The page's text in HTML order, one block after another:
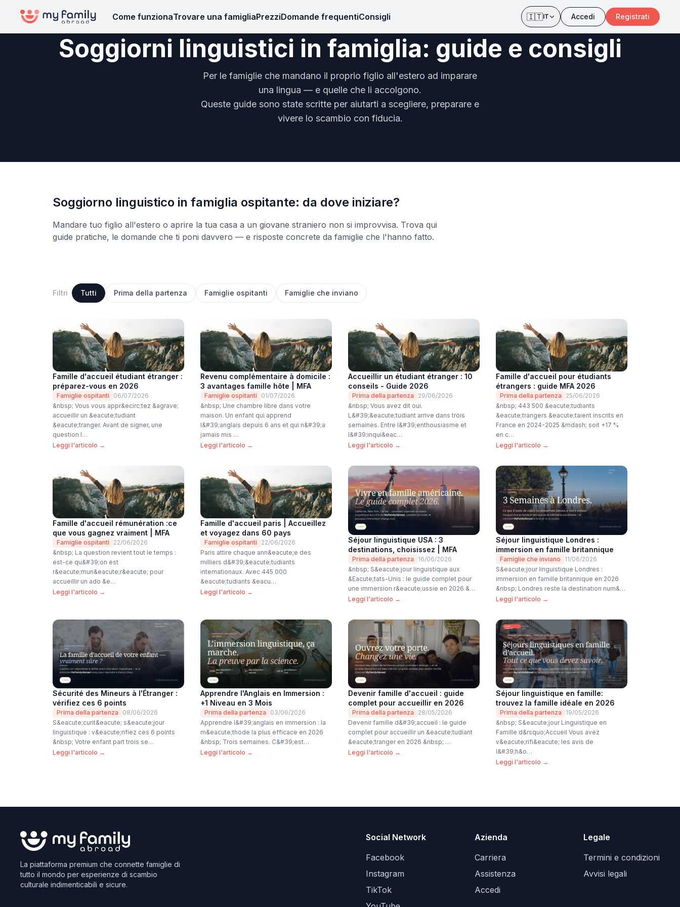
Come funzionaTrovare una famigliaPrezziDomande frequentiConsigli 🇮🇹IT Accedi Registrati
Soggiorni linguistici in famiglia: guide e consigli
Per le famiglie che mandano il proprio figlio all'estero ad imparare
una lingua — e quelle che li accolgono.
Queste guide sono state scritte per aiutarti a scegliere, preparare e
vivere lo scambio con fiducia.
Soggiorno linguistico in famiglia ospitante: da dove iniziare?
Mandare tuo figlio all'estero o aprire la tua casa a un giovane straniero non si improvvisa. Trova qui
guide pratiche, le domande che ti poni davvero — e risposte concrete da famiglie che l'hanno fatto.
Filtri Tutti Prima della partenza Famiglie ospitanti Famiglie che inviano
Famille d'accueil étudiant étranger :
préparez-vous en 2026
Famiglie ospitanti
06/07/2026
&nbsp; Vous vous appr&ecirc;tez &agrave;
accueillir un &eacute;tudiant
&eacute;tranger. Avant de signer, une
question l…
Leggi l'articolo →
Revenu complémentaire à domicile :
3 avantages famille hôte | MFA
Famiglie ospitanti
01/07/2026
&nbsp; Une chambre libre dans votre
maison. Un enfant qui apprend
l&#39;anglais depuis 6 ans et qui n&#39;a
jamais mis …
Leggi l'articolo →
Accueillir un étudiant étranger : 10
conseils - Guide 2026
Prima della partenza
29/06/2026
&nbsp; Vous avez dit oui.
L&#39;&eacute;tudiant arrive dans trois
semaines. Entre l&#39;enthousiasme et
l&#39;inqui&eac…
Leggi l'articolo →
Famille d'accueil pour étudiants
étrangers : guide MFA 2026
Prima della partenza
25/06/2026
&nbsp; 443 500 &eacute;tudiants
&eacute;trangers &eacute;taient inscrits en
France en 2024-2025 &mdash; soit +17 %
en c…
Leggi l'articolo →
Famille d'accueil rémunération :ce
que vous gagnez vraiment | MFA
Famiglie ospitanti
22/06/2026
&nbsp; La question revient tout le temps :
est-ce qu&#39;on est
r&eacute;mun&eacute;r&eacute; pour
accueillir un ado &e…
Leggi l'articolo →
Famille d'accueil paris | Accueillez
et voyagez dans 60 pays
Famiglie ospitanti
22/06/2026
Paris attire chaque ann&eacute;e des
milliers d&#39;&eacute;tudiants
internationaux. Avec 445 000
&eacute;tudiants &eacu…
Leggi l'articolo →
Séjour linguistique USA : 3
destinations, choisissez | MFA
Prima della partenza
16/06/2026
&nbsp; S&eacute;jour linguistique aux
&Eacute;tats-Unis : le guide complet pour
une immersion r&eacute;ussie en 2026 &…
Leggi l'articolo →
Séjour linguistique Londres :
immersion en famille britannique
Famiglie che inviano
11/06/2026
S&eacute;jour linguistique Londres :
immersion en famille britannique en 2026
&nbsp; Londres reste la destination num&…
Leggi l'articolo →
Sécurité des Mineurs à l'Étranger :
vérifiez ces 6 points
Prima della partenza
08/06/2026
S&eacute;curit&eacute; s&eacute;jour
linguistique : v&eacute;rifiez ces 6 points
&nbsp; Votre enfant part trois se…
Leggi l'articolo →
Apprendre l'Anglais en Immersion :
+1 Niveau en 3 Mois
Prima della partenza
03/06/2026
Apprendre l&#39;anglais en immersion : la
m&eacute;thode la plus efficace en 2026
&nbsp; Trois semaines. C&#39;est…
Leggi l'articolo →
Devenir famille d'accueil : guide
complet pour accueillir en 2026
Prima della partenza
28/05/2026
Devenir famille d&#39;accueil : le guide
complet pour accueillir un &eacute;tudiant
&eacute;tranger en 2026 &nbsp; …
Leggi l'articolo →
Séjour linguistique en famille:
trouvez la famille idéale en 2026
Prima della partenza
19/05/2026
&nbsp; S&eacute;jour Linguistique en
Famille d&rsquo;Accueil Vous avez
v&eacute;rifi&eacute; les avis de
l&#39;h&o…
Leggi l'articolo →
La piattaforma premium che connette famiglie di
tutto il mondo per esperienze di scambio
culturale indimenticabili e sicure.
Social Network
Facebook
Instagram
TikTok
Azienda
Carriera
Assistenza
Accedi
Legale
Termini e condizioni
Avvisi legali